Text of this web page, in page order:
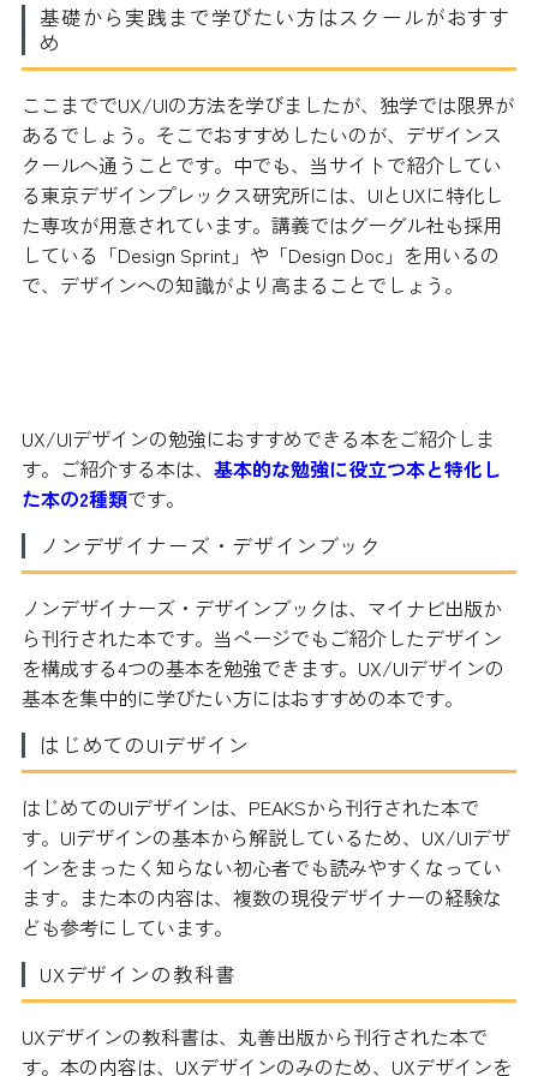
基礎から実践まで学びたい方はスクールがおすす
め
ここまででUX/UIの方法を学びましたが、独学では限界が
あるでしょう。そこでおすすめしたいのが、デザインス
クールへ通うことです。中でも、当サイトで紹介してい
る東京デザインプレックス研究所には、UIとUXに特化し
た専攻が用意されています。講義ではグーグル社も採用
している「Design Sprint」や「Design Doc」を用いるの
で、デザインへの知識がより高まることでしょう。
UX/UIデザインの勉強におすすめできる本をご紹介しま
す。ご紹介する本は、 基本的な勉強に役立つ本と特化し
た本の2種類です。
ノンデザイナーズ・デザインブック
ノンデザイナーズ・デザインブックは、マイナビ出版か
ら刊行された本です。当ページでもご紹介したデザイン
を構成する4つの基本を勉強できます。UX/UIデザインの
基本を集中的に学びたい方にはおすすめの本です。
はじめてのUIデザイン
はじめてのUIデザインは、PEAKSから刊行された本で
す。UIデザインの基本から解説しているため、UX/UIデザ
インをまったく知らない初心者でも読みやすくなってい
ます。また本の内容は、複数の現役デザイナーの経験な
ども参考にしています。
UXデザインの教科書
UXデザインの教科書は、丸善出版から刊行された本で
す。本の内容は、UXデザインのみのため、UXデザインを